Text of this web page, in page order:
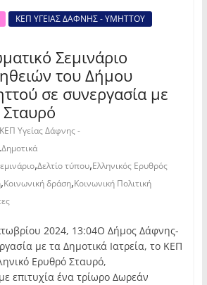
ΚΕΠ ΥΓΕΙΑΣ ΔΑΦΝΗΣ - ΥΜΗΤΤΟΥ
Σεμινάριο
του Δήμου
σε συνεργασία με
ΚΕΠ Υγείας Δάφνης -
Δημοτικά
,Δελτίο τύπου,Ελληνικός Ερυθρός
,Κοινωνική δράση,Κοινωνική Πολιτική
2024, 13:04Ο Δήμος Δάφνης-
με τα Δημοτικά Ιατρεία, το ΚΕΠ
Ερυθρό Σταυρό,
επιτυχία ένα τρίωρο Δωρεάν